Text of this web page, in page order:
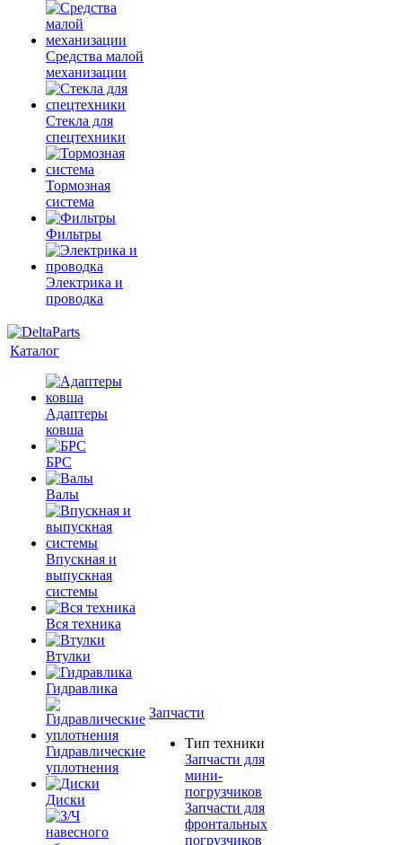
Средства малой
механизации
Стекла для
спецтехники
Тормозная
система
Фильтры
Электрика и
проводка
Каталог
Адаптеры
ковша
БРС
Валы
Впускная и
выпускная
системы
Вся техника
Втулки
Гидравлика
Гидравлические
уплотнения
Диски
Запчасти
Тип техники
Запчасти для
мини-
погрузчиков
Запчасти для
фронтальных
погрузчиков